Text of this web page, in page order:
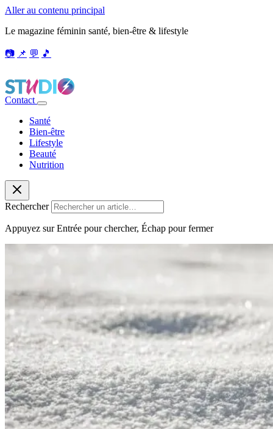
Aller au contenu principal
Le magazine féminin santé, bien-être & lifestyle
📷 📌 💬 🎵
Contact
Santé
Bien-être
Lifestyle
Beauté
Nutrition
Rechercher
Appuyez sur Entrée pour chercher, Échap pour fermer